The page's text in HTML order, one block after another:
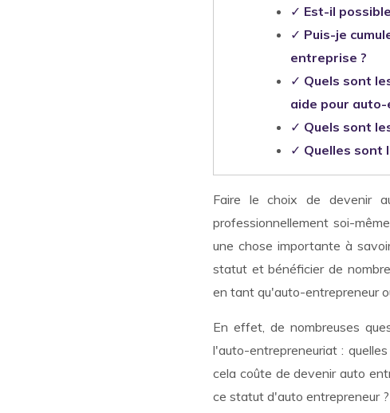
✓ Est-il
✓ Puis-je
entreprise ?
✓ Quels sont
aide pour
✓ Quels sont
✓ Quelles sont
Faire le choix de devenir
professionnellement soi-
une chose importante à
statut et bénéficier de
en tant qu'auto-entrepreneur
En effet, de nombreuses
l'auto-entrepreneuriat :
cela coûte de devenir auto
ce statut d'auto entrepreneur ?